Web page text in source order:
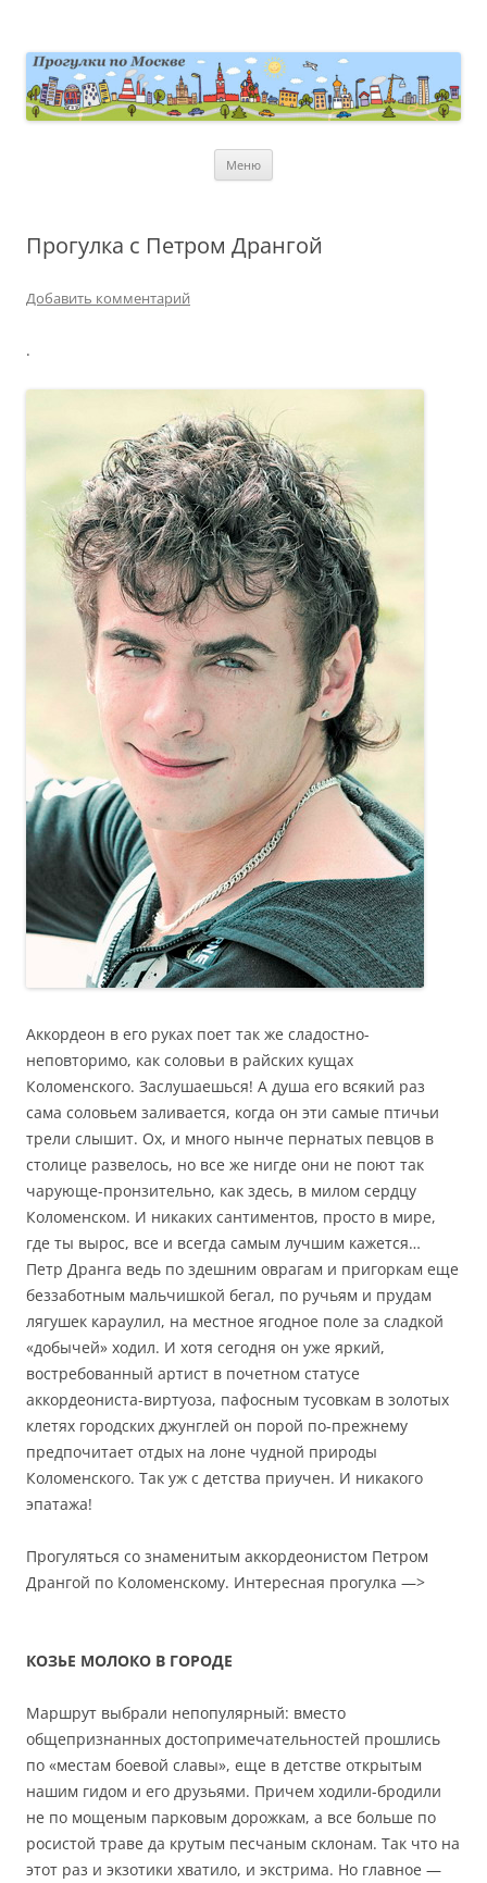
Меню
Прогулка с Петром Дрангой
Добавить комментарий
.
Аккордеон в его руках поет так же сладостно-
неповторимо, как соловьи в райских кущах
Коломенского. Заслушаешься! А душа его всякий раз
сама соловьем заливается, когда он эти самые птичьи
трели слышит. Ох, и много нынче пернатых певцов в
столице развелось, но все же нигде они не поют так
чарующе-пронзительно, как здесь, в милом сердцу
Коломенском. И никаких сантиментов, просто в мире,
где ты вырос, все и всегда самым лучшим кажется…
Петр Дранга ведь по здешним оврагам и пригоркам еще
беззаботным мальчишкой бегал, по ручьям и прудам
лягушек караулил, на местное ягодное поле за сладкой
«добычей» ходил. И хотя сегодня он уже яркий,
востребованный артист в почетном статусе
аккордеониста-виртуоза, пафосным тусовкам в золотых
клетях городских джунглей он порой по-прежнему
предпочитает отдых на лоне чудной природы
Коломенского. Так уж с детства приучен. И никакого
эпатажа!
Прогуляться со знаменитым аккордеонистом Петром
Дрангой по Коломенскому. Интересная прогулка —>
КОЗЬЕ МОЛОКО В ГОРОДЕ
Маршрут выбрали непопулярный: вместо
общепризнанных достопримечательностей прошлись
по «местам боевой славы», еще в детстве открытым
нашим гидом и его друзьями. Причем ходили-бродили
не по мощеным парковым дорожкам, а все больше по
росистой траве да крутым песчаным склонам. Так что на
этот раз и экзотики хватило, и экстрима. Но главное —